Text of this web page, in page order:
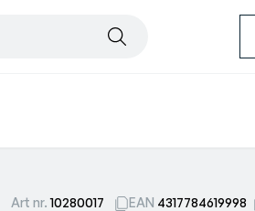
Art nr.10280017 EAN 4317784619998